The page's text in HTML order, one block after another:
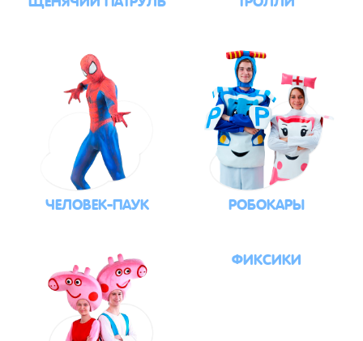
ЧЕЛОВЕК-ПАУК РОБОКАРЫ
ФИКСИКИ